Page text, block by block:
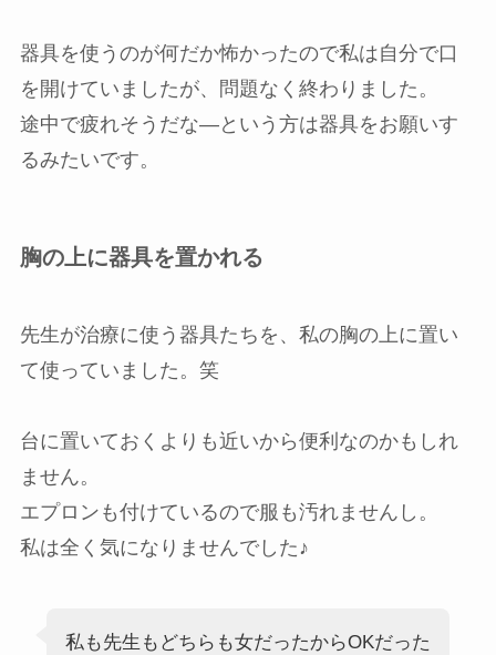
器具を使うのが何だか怖かったので私は自分で口
を開けていましたが、問題なく終わりました。
途中で疲れそうだな―という方は器具をお願いす
るみたいです。
胸の上に器具を置かれる
先生が治療に使う器具たちを、私の胸の上に置い
て使っていました。笑
台に置いておくよりも近いから便利なのかもしれ
ません。
エプロンも付けているので服も汚れませんし。
私は全く気になりませんでした♪
私も先生もどちらも女だったからOKだった